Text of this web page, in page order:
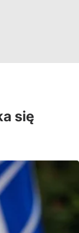
się